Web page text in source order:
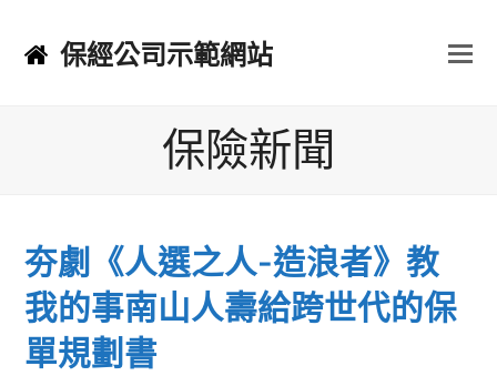
保經公司示範網站
保險新聞
夯劇《人選之人-造浪者》教
我的事南山人壽給跨世代的保
單規劃書